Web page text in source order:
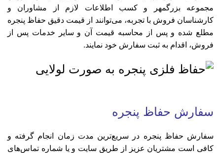
مجموعه بزرگمهر و کسب اطلاعات لازم از مشاوران و
کارشناسان فروش با تجربه، می‌توانند از قیمت دقیق حفاظ پنجره
مطلع شده و پس از محاسبه قیمت آن و سایر خدمات پس از
فروش، اقدام به ثبت سفارش خود نمایند.
سفارش حفاظ پنجره
سفارش حفاظ پنجره در سریع‌ترین مدت زمان انجام گرفته و
کافی است مشتریان عزیز از طریق سایت و یا شماره تماس‌های